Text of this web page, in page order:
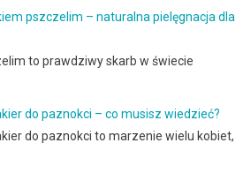
pszczelim – naturalna pielęgnacja dla
to prawdziwy skarb w świecie
do paznokci – co musisz wiedzieć?
do paznokci to marzenie wielu kobiet,